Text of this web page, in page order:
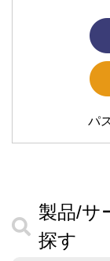
パ
製品/サ
探す